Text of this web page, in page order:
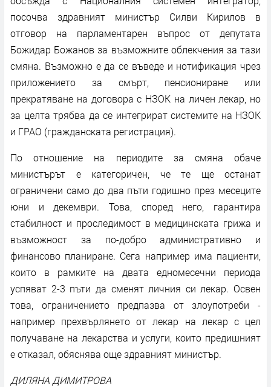
посочва здравният министър Силви Кирилов в
отговор на парламентарен въпрос от депутата
Божидар Божанов за възможните облекчения за тази
смяна. Възможно е да се въведе и нотификация чрез
приложението за смърт, пенсиониране или
прекратяване на договора с НЗОК на личен лекар, но
за целта трябва да се интегрират системите на НЗОК
и ГРАО (гражданската регистрация).
По отношение на периодите за смяна обаче
министърът е категоричен, че те ще останат
ограничени само до два пъти годишно през месеците
юни и декември. Това, според него, гарантира
стабилност и проследимост в медицинската грижа и
възможност за по-добро административно и
финансово планиране. Сега например има пациенти,
които в рамките на двата едномесечни периода
успяват 2-3 пъти да сменят личния си лекар. Освен
това, ограничението предпазва от злоупотреби -
например прехвърлянето от лекар на лекар с цел
получаване на лекарства и услуги, които предишният
е отказал, обяснява още здравният министър.
ДИЛЯНА ДИМИТРОВА